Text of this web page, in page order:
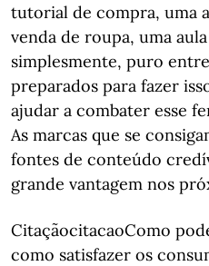
tutorial de compra, uma
venda de roupa, uma
simplesmente, puro
preparados para fazer
ajudar a combater esse
As marcas que se
fontes de conteúdo
grande vantagem nos
CitaçãocitacaoComo
como satisfazer os